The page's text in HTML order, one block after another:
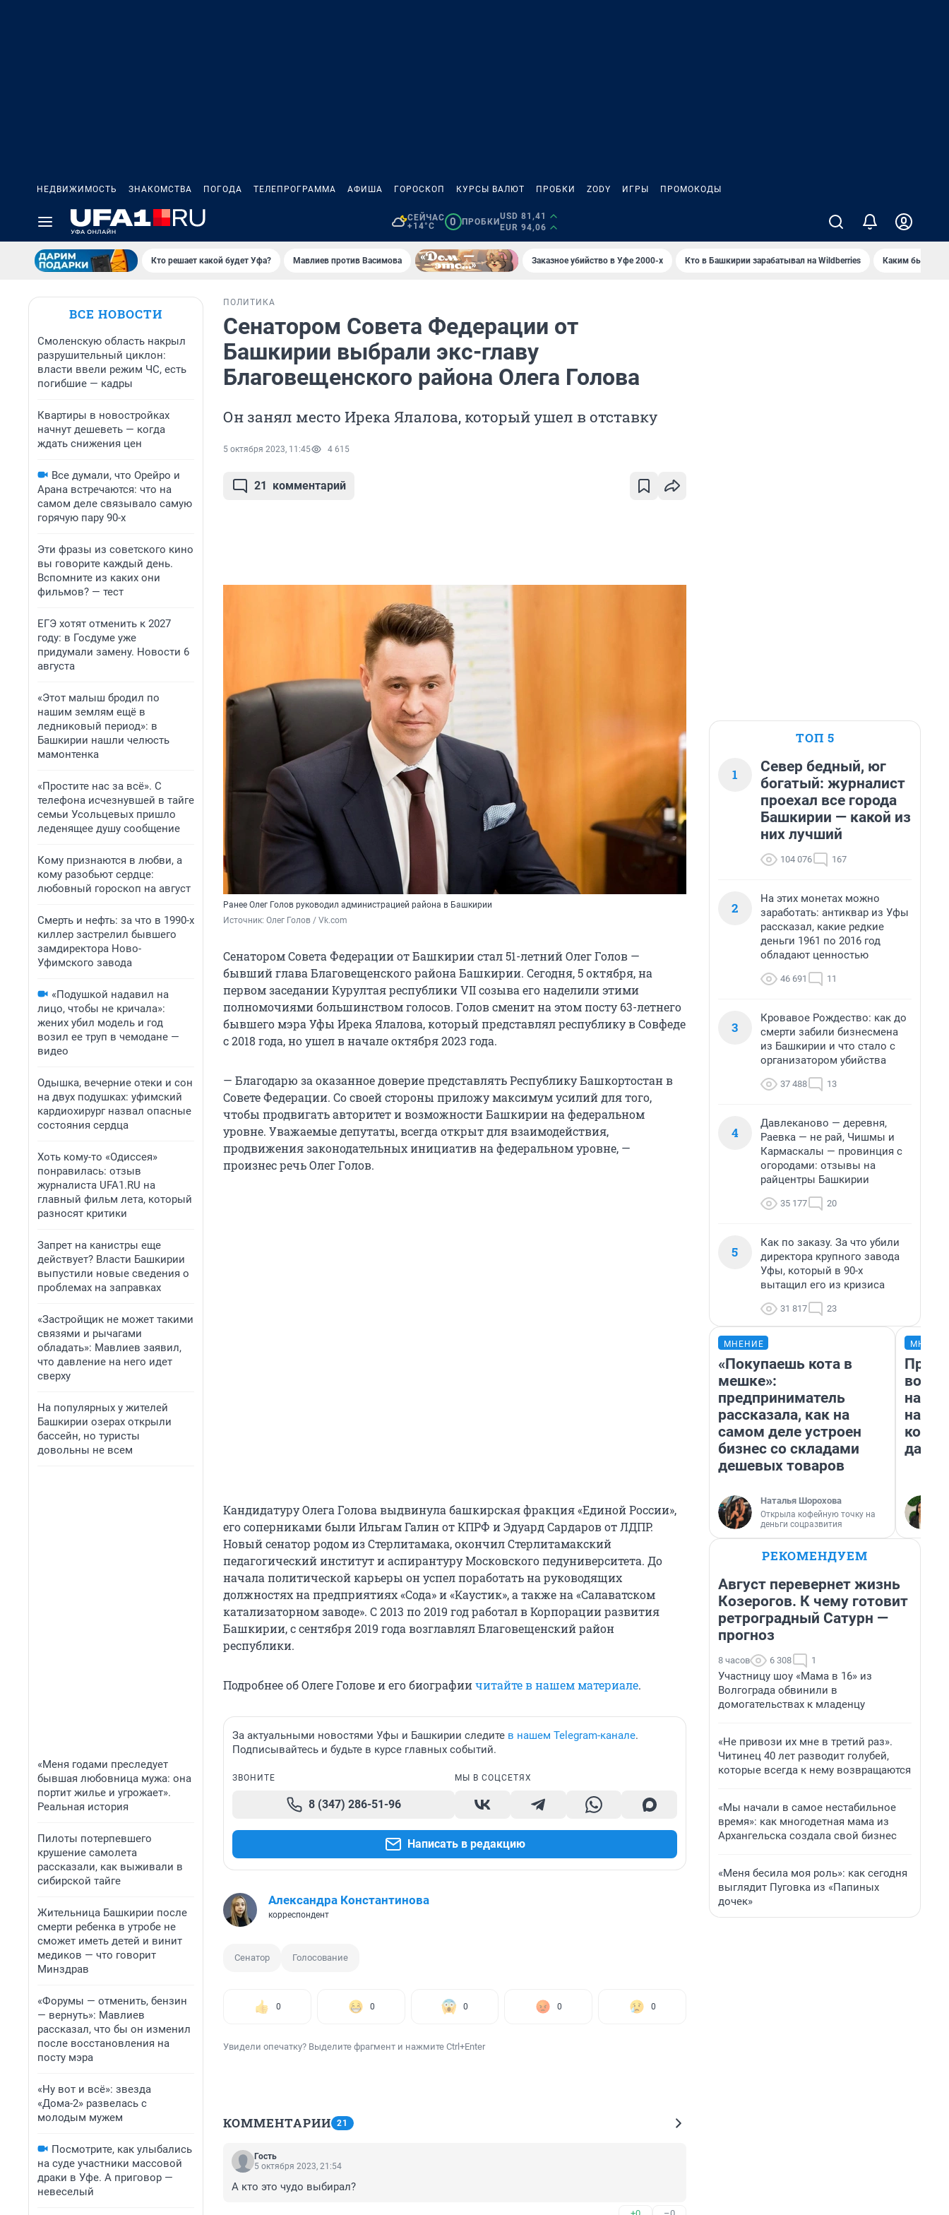
НЕДВИЖИМОСТЬ ЗНАКОМСТВА ПОГОДА ТЕЛЕПРОГРАММА АФИША ГОРОСКОП КУРСЫ ВАЛЮТ ПРОБКИ ZODY ИГРЫ ПРОМОКОДЫ
СЕЙЧАС
+14°C
0 ПРОБКИ
USD 81,41
EUR 94,06
Кто решает какой будет Уфа? Мавлиев против Васимова Заказное убийство в Уфе 2000-х Кто в Башкирии зарабатывал на Wildberries Каким было
ВСЕ НОВОСТИ
Смоленскую область накрыл
разрушительный циклон:
власти ввели режим ЧС, есть
погибшие — кадры
Квартиры в новостройках
начнут дешеветь — когда
ждать снижения цен
Все думали, что Орейро и
Арана встречаются: что на
самом деле связывало самую
горячую пару 90-х
Эти фразы из советского кино
вы говорите каждый день.
Вспомните из каких они
фильмов? — тест
ЕГЭ хотят отменить к 2027
году: в Госдуме уже
придумали замену. Новости 6
августа
«Этот малыш бродил по
нашим землям ещё в
ледниковый период»: в
Башкирии нашли челюсть
мамонтенка
«Простите нас за всё». С
телефона исчезнувшей в тайге
семьи Усольцевых пришло
леденящее душу сообщение
Кому признаются в любви, а
кому разобьют сердце:
любовный гороскоп на август
Смерть и нефть: за что в 1990-х
киллер застрелил бывшего
замдиректора Ново-
Уфимского завода
«Подушкой надавил на
лицо, чтобы не кричала»:
жених убил модель и год
возил ее труп в чемодане —
видео
Одышка, вечерние отеки и сон
на двух подушках: уфимский
кардиохирург назвал опасные
состояния сердца
Хоть кому-то «Одиссея»
понравилась: отзыв
журналиста UFA1.RU на
главный фильм лета, который
разносят критики
Запрет на канистры еще
действует? Власти Башкирии
выпустили новые сведения о
проблемах на заправках
«Застройщик не может такими
связями и рычагами
обладать»: Мавлиев заявил,
что давление на него идет
сверху
На популярных у жителей
Башкирии озерах открыли
бассейн, но туристы
довольны не всем
«Меня годами преследует
бывшая любовница мужа: она
портит жилье и угрожает».
Реальная история
Пилоты потерпевшего
крушение самолета
рассказали, как выживали в
сибирской тайге
Жительница Башкирии после
смерти ребенка в утробе не
сможет иметь детей и винит
медиков — что говорит
Минздрав
«Форумы — отменить, бензин
— вернуть»: Мавлиев
рассказал, что бы он изменил
после восстановления на
посту мэра
«Ну вот и всё»: звезда
«Дома-2» развелась с
молодым мужем
Посмотрите, как улыбались
на суде участники массовой
драки в Уфе. А приговор —
невеселый
ПОЛИТИКА
Сенатором Совета Федерации от
Башкирии выбрали экс-главу
Благовещенского района Олега Голова
Он занял место Ирека Ялалова, который ушел в отставку
5 октября 2023, 11:45 4 615
21 комментарий
Ранее Олег Голов руководил администрацией района в Башкирии
Источник: Олег Голов / Vk.com
Сенатором Совета Федерации от Башкирии стал 51-летний Олег Голов —
бывший глава Благовещенского района Башкирии. Сегодня, 5 октября, на
первом заседании Курултая республики VII созыва его наделили этими
полномочиями большинством голосов. Голов сменит на этом посту 63-летнего
бывшего мэра Уфы Ирека Ялалова, который представлял республику в Совфеде
с 2018 года, но ушел в начале октября 2023 года.
— Благодарю за оказанное доверие представлять Республику Башкортостан в
Совете Федерации. Со своей стороны приложу максимум усилий для того,
чтобы продвигать авторитет и возможности Башкирии на федеральном
уровне. Уважаемые депутаты, всегда открыт для взаимодействия,
продвижения законодательных инициатив на федеральном уровне, —
произнес речь Олег Голов.
Кандидатуру Олега Голова выдвинула башкирская фракция «Единой России»,
его соперниками были Ильгам Галин от КПРФ и Эдуард Сардаров от ЛДПР.
Новый сенатор родом из Стерлитамака, окончил Стерлитамакский
педагогический институт и аспирантуру Московского педуниверситета. До
начала политической карьеры он успел поработать на руководящих
должностях на предприятиях «Сода» и «Каустик», а также на «Салаватском
катализаторном заводе». С 2013 по 2019 год работал в Корпорации развития
Башкирии, с сентября 2019 года возглавлял Благовещенский район
республики.
Подробнее об Олеге Голове и его биографиичитайте в нашем материале.
За актуальными новостями Уфы и Башкирии следите в нашем Telegram-канале.
Подписывайтесь и будьте в курсе главных событий.
ЗВОНИТЕ
8 (347) 286-51-96
МЫ В СОЦСЕТЯХ
Написать в редакцию
Александра Константинова
корреспондент
Сенатор Голосование
0 0 0 0 0
Увидели опечатку? Выделите фрагмент и нажмите Ctrl+Enter
КОММЕНТАРИИ 21
Гость
5 октября 2023, 21:54
А кто это чудо выбирал?
ТОП 5
1
Север бедный, юг
богатый: журналист
проехал все города
Башкирии — какой из
них лучший
104 076 167
2
На этих монетах можно
заработать: антиквар из Уфы
рассказал, какие редкие
деньги 1961 по 2016 год
обладают ценностью
46 691 11
3
Кровавое Рождество: как до
смерти забили бизнесмена
из Башкирии и что стало с
организатором убийства
37 488 13
4
Давлеканово — деревня,
Раевка — не рай, Чишмы и
Кармаскалы — провинция с
огородами: отзывы на
райцентры Башкирии
35 177 20
5
Как по заказу. За что убили
директора крупного завода
Уфы, который в 90-х
вытащил его из кризиса
31 817 23
МНЕНИЕ
«Покупаешь кота в
мешке»:
предприниматель
рассказала, как на
самом деле устроен
бизнес со складами
дешевых товаров
Наталья Шорохова
Открыла кофейную точку на
деньги соцразвития
нам
даже
РЕКОМЕНДУЕМ
Август перевернет жизнь
Козерогов. К чему готовит
ретроградный Сатурн —
прогноз
8 часов 6 308 1
Участницу шоу «Мама в 16» из
Волгограда обвинили в
домогательствах к младенцу
«Не привози их мне в третий раз».
Читинец 40 лет разводит голубей,
которые всегда к нему возвращаются
«Мы начали в самое нестабильное
время»: как многодетная мама из
Архангельска создала свой бизнес
«Меня бесила моя роль»: как сегодня
выглядит Пуговка из «Папиных
дочек»